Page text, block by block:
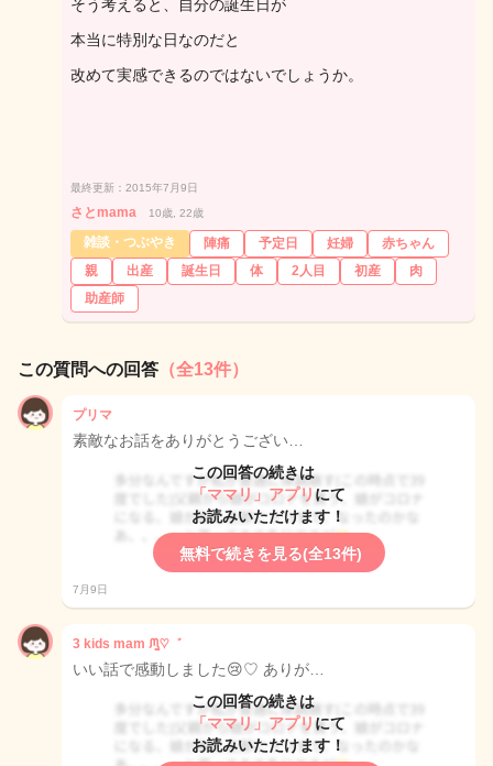
そう考えると、自分の誕生日が
本当に特別な日なのだと
改めて実感できるのではないでしょうか。
最終更新：2015年7月9日
さとmama 10歳, 22歳
雑談・つぶやき 陣痛 予定日 妊婦
赤ちゃん
親
出産 誕生日 体 2人目 初産
肉
助産師
この質問への回答 （全13件）
プリマ
素敵なお話をありがとうござい…
この回答の続きは
「ママリ」アプリ にて
お読みいただけます！
無料で続きを見る(全13件)
7月9日
3 kids mam ᙏ̤̫♡゛
いい話で感動しました😢♡ ありが…
この回答の続きは
「ママリ」アプリ にて
お読みいただけます！